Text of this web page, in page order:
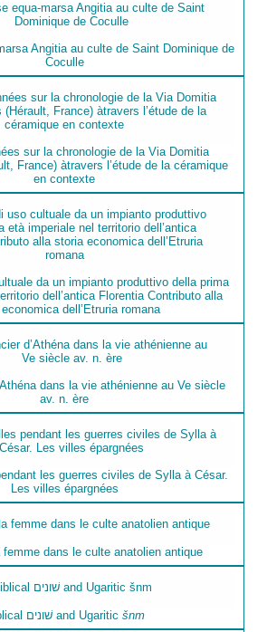
Angitia au culte de Saint Dominique de
Coculle
sur la chronologie de la Via Domitia
France) àtravers l’étude de la céramique
en contexte
da un impianto produttivo della prima
dell’antica Florentia Contributo alla
dell’Etruria romana
dans la vie athénienne au Ve siècle
av. n. ère
les guerres civiles de Sylla à César.
Les villes épargnées
femme dans le culte anatolien antique
Biblical שׁונים and Ugaritic šnm